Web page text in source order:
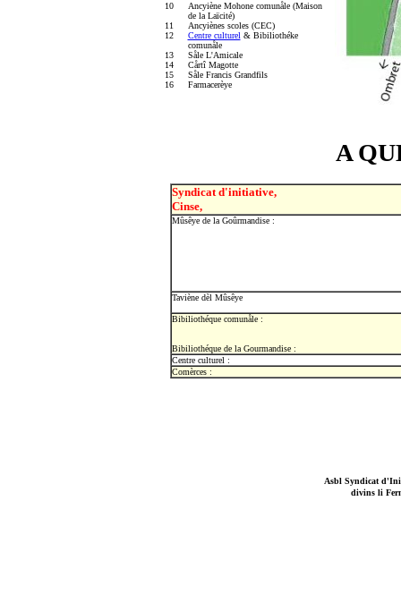
10
11
12
13
14
15
16
Ancyiène Mohone comunåle (Maison
de la Laïcité)
Ancyiènes scoles (CEC)
Centre culturel & Bibiliothéke
comunåle
Såle L'Amicale
Cårtî Magotte
Såle Francis Grandfils
Farmacerèye
A
Syndicat d'initiative,
Cinse,
Mûsêye de la Goûrmandise :
Taviène dèl Mûsêye
Bibiliothéque comunåle :
Bibiliothéque de la Gourmandise :
Centre culturel :
Comèrces :
Asbl Syndicat
divins li